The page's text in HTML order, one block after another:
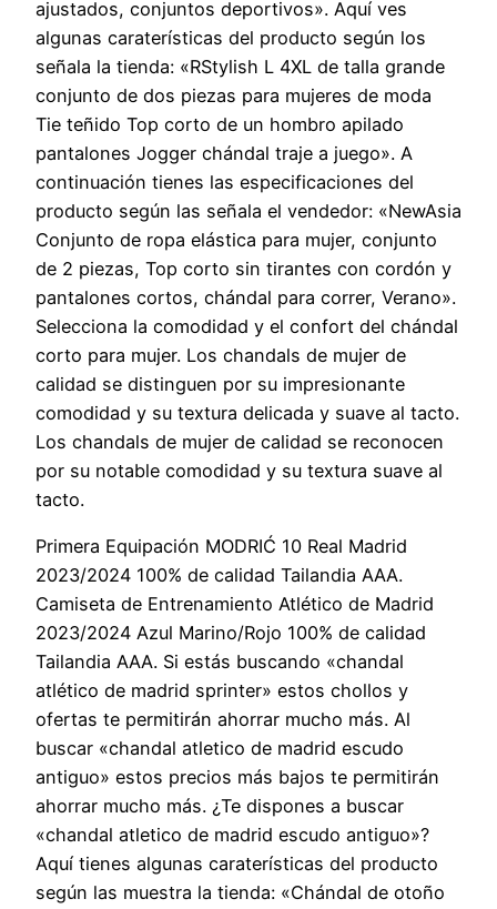
ajustados, conjuntos deportivos». Aquí ves
algunas caraterísticas del producto según los
señala la tienda: «RStylish L 4XL de talla grande
conjunto de dos piezas para mujeres de moda
Tie teñido Top corto de un hombro apilado
pantalones Jogger chándal traje a juego». A
continuación tienes las especificaciones del
producto según las señala el vendedor: «NewAsia
Conjunto de ropa elástica para mujer, conjunto
de 2 piezas, Top corto sin tirantes con cordón y
pantalones cortos, chándal para correr, Verano».
Selecciona la comodidad y el confort del chándal
corto para mujer. Los chandals de mujer de
calidad se distinguen por su impresionante
comodidad y su textura delicada y suave al tacto.
Los chandals de mujer de calidad se reconocen
por su notable comodidad y su textura suave al
tacto.
Primera Equipación MODRIĆ 10 Real Madrid
2023/2024 100% de calidad Tailandia AAA.
Camiseta de Entrenamiento Atlético de Madrid
2023/2024 Azul Marino/Rojo 100% de calidad
Tailandia AAA. Si estás buscando «chandal
atlético de madrid sprinter» estos chollos y
ofertas te permitirán ahorrar mucho más. Al
buscar «chandal atletico de madrid escudo
antiguo» estos precios más bajos te permitirán
ahorrar mucho más. ¿Te dispones a buscar
«chandal atletico de madrid escudo antiguo»?
Aquí tienes algunas caraterísticas del producto
según las muestra la tienda: «Chándal de otoño